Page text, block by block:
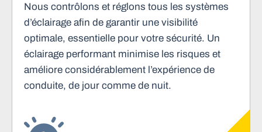
Nous contrôlons et réglons tous les systèmes
d’éclairage afin de garantir une visibilité
optimale, essentielle pour votre sécurité. Un
éclairage performant minimise les risques et
améliore considérablement l’expérience de
conduite, de jour comme de nuit.